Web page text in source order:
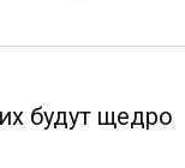
будут щедро